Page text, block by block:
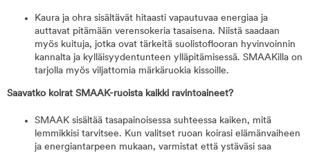
Kaura ja ohra sisältävät hitaasti vapautuvaa energiaa ja
auttavat pitämään verensokeria tasaisena. Niistä saadaan
myös kuituja, jotka ovat tärkeitä suolistoflooran hyvinvoinnin
kannalta ja kylläisyydentunteen ylläpitämisessä. SMAAKilla on
tarjolla myös viljattomia märkäruokia kissoille.
Saavatko koirat SMAAK-ruoista kaikki ravintoaineet?
SMAAK sisältää tasapainoisessa suhteessa kaiken, mitä
lemmikkisi tarvitsee. Kun valitset ruoan koirasi elämänvaiheen
ja energiantarpeen mukaan, varmistat että ystäväsi saa